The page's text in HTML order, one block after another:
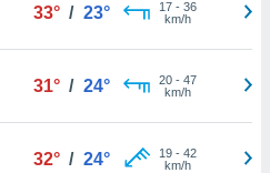
33° / 23° 17- 36
km/h
31° / 24° 20- 47
km/h
32° / 24° 19- 42
km/h